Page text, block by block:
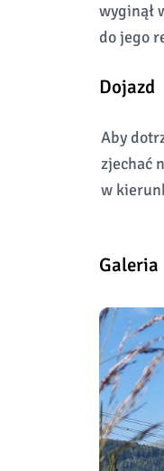
wyginął
do jego
Dojazd
Aby
zjechać
w
Galeria